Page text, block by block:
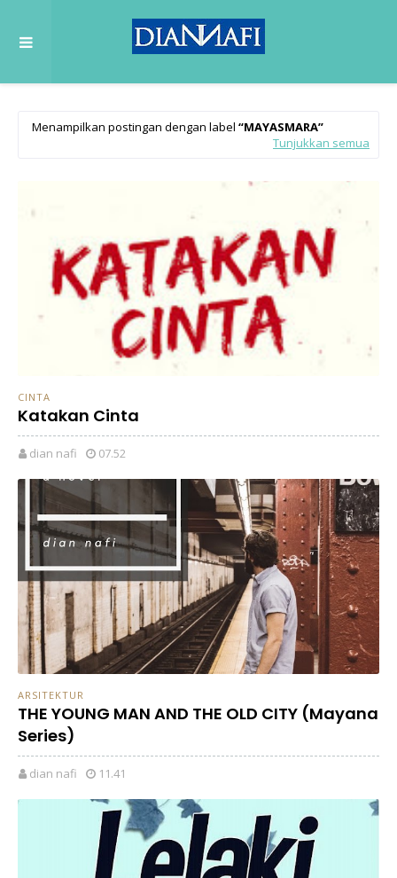
Menampilkan postingan dengan label
MAYASMARA
Tunjukkan semua
CINTA
Katakan Cinta
dian nafi 07.52
ARSITEKTUR
THE YOUNG MAN AND THE OLD CITY (Mayana
Series)
dian nafi 11.41